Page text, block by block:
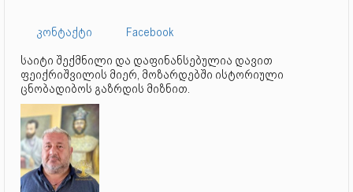
კონტაქტი
Facebook
საიტი შექმნილი და დაფინანსებულია დავით
ფეიქრიშვილის მიერ, მოზარდებში ისტორიული
ცნობადიბოს გაზრდის მიზნით.